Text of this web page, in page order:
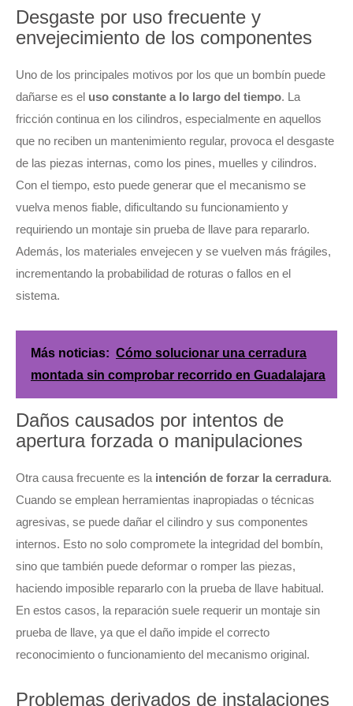
Desgaste por uso frecuente y
envejecimiento de los componentes
Uno de los principales motivos por los que un bombín puede
dañarse es el uso constante a lo largo del tiempo. La
fricción continua en los cilindros, especialmente en aquellos
que no reciben un mantenimiento regular, provoca el desgaste
de las piezas internas, como los pines, muelles y cilindros.
Con el tiempo, esto puede generar que el mecanismo se
vuelva menos fiable, dificultando su funcionamiento y
requiriendo un montaje sin prueba de llave para repararlo.
Además, los materiales envejecen y se vuelven más frágiles,
incrementando la probabilidad de roturas o fallos en el
sistema.
Más noticias: Cómo solucionar una cerradura
montada sin comprobar recorrido en Guadalajara
Daños causados por intentos de
apertura forzada o manipulaciones
Otra causa frecuente es la intención de forzar la cerradura.
Cuando se emplean herramientas inapropiadas o técnicas
agresivas, se puede dañar el cilindro y sus componentes
internos. Esto no solo compromete la integridad del bombín,
sino que también puede deformar o romper las piezas,
haciendo imposible repararlo con la prueba de llave habitual.
En estos casos, la reparación suele requerir un montaje sin
prueba de llave, ya que el daño impide el correcto
reconocimiento o funcionamiento del mecanismo original.
Problemas derivados de instalaciones